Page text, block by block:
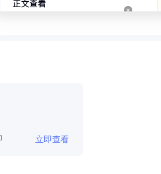
立即查看